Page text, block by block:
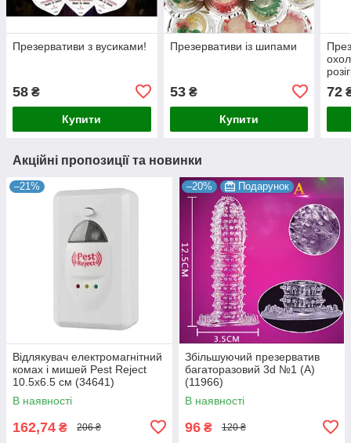
Презервативи з вусиками!
58 ₴
Купити
Презервативи із шипами
53₴
Купити
72
Акційні пропозиції та новинки
–21%
Відлякувач електромагнітний
комах і мишей Pest Reject
10.5х6.5 см (34641)
В наявності
162,74 ₴ 206 ₴
–20% Подарунок
Збільшуючий презерватив
багаторазовий 3d №1 (А)
(11966)
В наявності
96 ₴ 120 ₴